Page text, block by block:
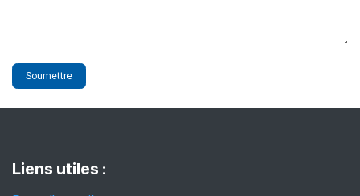
Soumettre
Liens utiles :